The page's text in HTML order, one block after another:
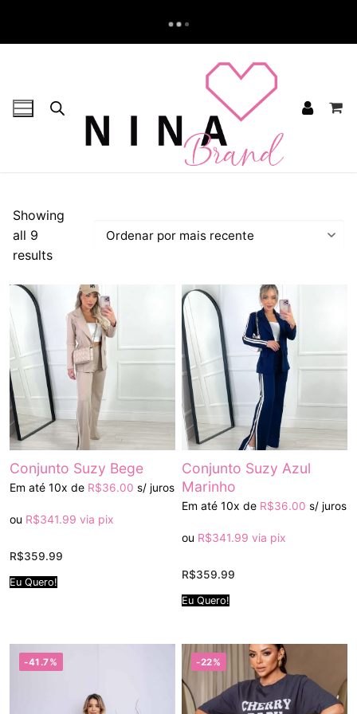
conteúdo
Showing
all 9
results
Classificado
por
mais
recente
Conjunto Suzy Bege
Em até 10x de R$36.00 s/ juros
ou R$341.99 via pix
R$359.99
Eu Quero!
Conjunto Suzy Azul
Marinho
Em até 10x de R$36.00 s/ juros
ou R$341.99 via pix
R$359.99
Eu Quero!
-41.7% -22%